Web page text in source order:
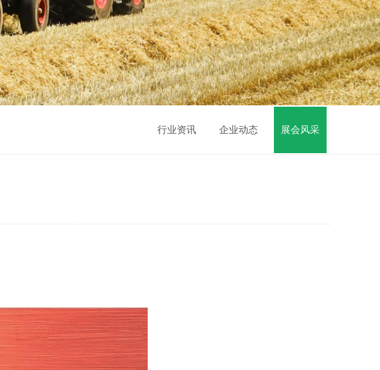
行业资讯 企业动态 展会风采